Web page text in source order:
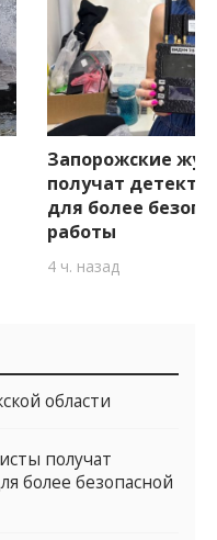
Запорожские
получат
для более
работы
4 ч. назад
области
получат
более безопасной